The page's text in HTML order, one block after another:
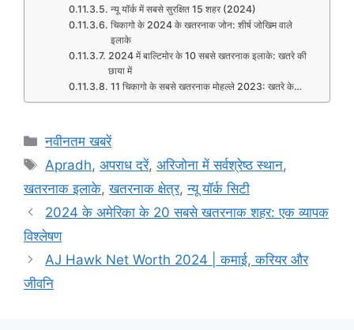
न्यू यॉर्क में सबसे सुरक्षित 15 शहर (2024)
चिकागो के 2024 के खतरनाक जोन: शीर्ष जोखिम वाले
इलाके
2024 में बाल्टिमोर के 10 सबसे खतरनाक इलाके: खतरे की
छाया में
11 चिकागो के सबसे खतरनाक मोहल्ले 2023: खतरे के…
Categories
नवीनतम खबरें
Tags
Apradh,अपराध दरें,अरिजोना में सर्वश्रेष्ठ स्थान,
खतरनाक इलाके,खतरनाक क्षेत्र,न्यू यॉर्क सिटी
2024 के अमेरिका के 20 सबसे खतरनाक शहर: एक व्यापक
विश्लेषण
AJ Hawk Net Worth 2024 | कमाई, करियर और
जीवनि